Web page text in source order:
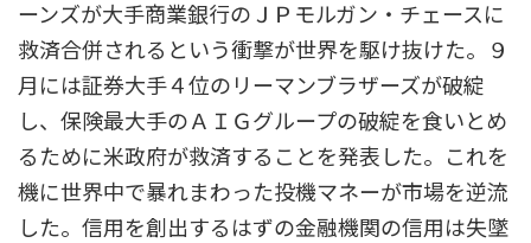
ーンズが大手商業銀行のＪＰモルガン・チェースに
救済合併されるという衝撃が世界を駆け抜けた。９
月には証券大手４位のリーマンブラザーズが破綻
し、保険最大手のＡＩＧグループの破綻を食いとめ
るために米政府が救済することを発表した。これを
機に世界中で暴れまわった投機マネーが市場を逆流
した。信用を創出するはずの金融機関の信用は失墜